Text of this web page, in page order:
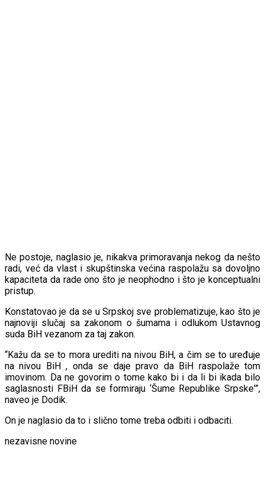
Ne postoje, naglasio je, nikakva primoravanja nekog da nešto
radi, već da vlast i skupštinska većina raspolažu sa dovoljno
kapaciteta da rade ono što je neophodno i što je konceptualni
pristup.
Konstatovao je da se u Srpskoj sve problematizuje, kao što je
najnoviji slučaj sa zakonom o šumama i odlukom Ustavnog
suda BiH vezanom za taj zakon.
“Kažu da se to mora urediti na nivou BiH, a čim se to uređuje
na nivou BiH , onda se daje pravo da BiH raspolaže tom
imovinom. Da ne govorim o tome kako bi i da li bi ikada bilo
saglasnosti FBiH da se formiraju ‘Šume Republike Srpske'”,
naveo je Dodik.
On je naglasio da to i slično tome treba odbiti i odbaciti.
nezavisne novine